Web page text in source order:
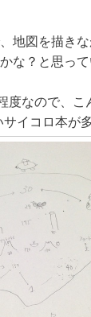
地図を描き
な？と思っ
度なので、こ
イコロ本が